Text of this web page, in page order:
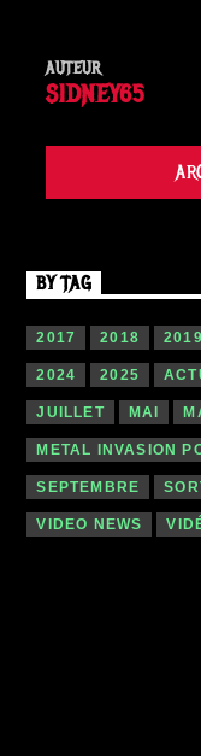
AUTEUR
SIDNEY65
BY TAG
2017 2018 2019
2024 2025
JUILLET MAI
METAL INVASION
SEPTEMBRE
VIDEO NEWS